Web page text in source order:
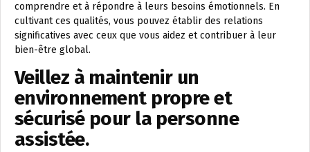
comprendre et à répondre à leurs besoins émotionnels. En
cultivant ces qualités, vous pouvez établir des relations
significatives avec ceux que vous aidez et contribuer à leur
bien-être global.
Veillez à maintenir un
environnement propre et
sécurisé pour la personne
assistée.